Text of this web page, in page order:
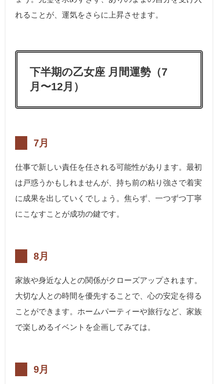
れることが、運気をさらに上昇させます。
下半期の乙女座 月間運勢（7
月〜12月）
7月
仕事で新しい責任を任される可能性があります。最初
は戸惑うかもしれませんが、持ち前の粘り強さで着実
に成果を出していくでしょう。焦らず、一つずつ丁寧
にこなすことが成功の鍵です。
8月
家族や身近な人との関係がクローズアップされます。
大切な人との時間を優先することで、心の安定を得る
ことができます。ホームパーティーや旅行など、家族
で楽しめるイベントを企画してみては。
9月